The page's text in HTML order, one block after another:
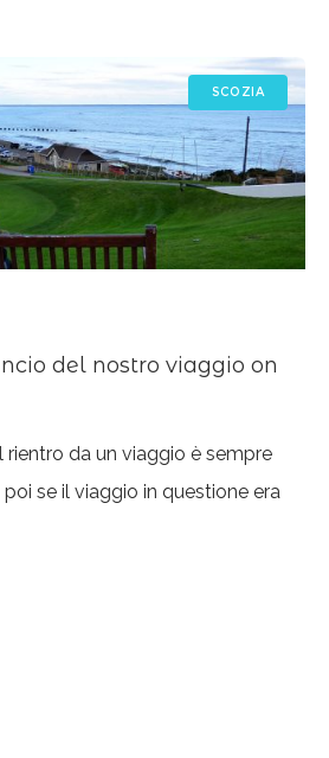
SCOZIA
del nostro viaggio on
rientro da un viaggio è sempre
se il viaggio in questione era